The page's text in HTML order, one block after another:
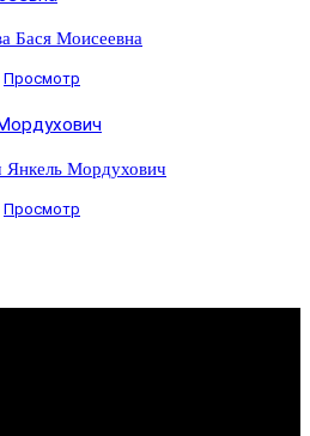
Бася Моисеевна
Просмотр
Янкель Мордухович
Просмотр